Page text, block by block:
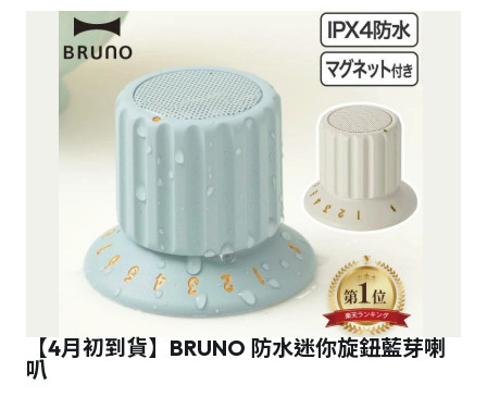
【4月初到貨】BRUNO 防水迷你旋鈕藍芽喇
叭